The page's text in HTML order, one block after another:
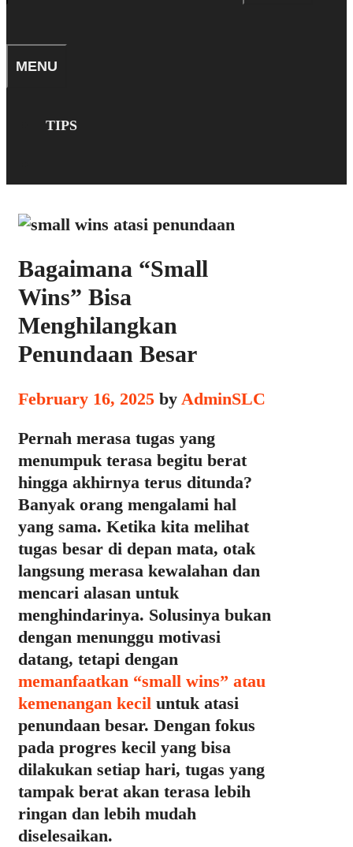
MENU
TIPS
Bagaimana “Small
Wins” Bisa
Menghilangkan
Penundaan Besar
February 16, 2025 by AdminSLC
Pernah merasa tugas yang
menumpuk terasa begitu berat
hingga akhirnya terus ditunda?
Banyak orang mengalami hal
yang sama. Ketika kita melihat
tugas besar di depan mata, otak
langsung merasa kewalahan dan
mencari alasan untuk
menghindarinya. Solusinya bukan
dengan menunggu motivasi
datang, tetapi dengan
memanfaatkan “small wins” atau
kemenangan kecil untuk atasi
penundaan besar. Dengan fokus
pada progres kecil yang bisa
dilakukan setiap hari, tugas yang
tampak berat akan terasa lebih
ringan dan lebih mudah
diselesaikan.